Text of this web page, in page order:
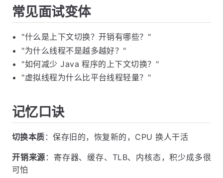
常见面试变体
"什么是上下文切换？开销有哪些？"
"为什么线程不是越多越好？"
"如何减少 Java 程序的上下文切换？"
"虚拟线程为什么比平台线程轻量？"
记忆口诀
切换本质 ：保存旧的，恢复新的，CPU 换人干活
开销来源 ：寄存器、缓存、TLB、内核态，积少成多很
可怕